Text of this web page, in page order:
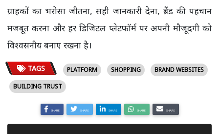
ग्राहकों का भरोसा जीतना, सही जानकारी देना, ब्रैंड की पहचान
मजबूत करना और हर डिजिटल प्लेटफॉर्म पर अपनी मौजूदगी को
विश्वसनीय बनाए रखना है।
TAGS PLATFORM SHOPPING
BRAND WEBSITES
BUILDING TRUST
SHARE SHARE SHARE SHARE SHARE